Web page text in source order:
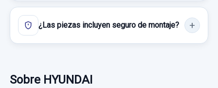
Ref:
Sin IVA, gastos de envío no incluidos.
ACONDICIONADO 9711624951
MANDO CALEFACCION / AIRE... usado.
HYUNDAI ACCENT (LC) GL 4P
MANDO LIMPIA
¿Las piezas incluyen seguro de montaje?
Sobre HYUNDAI